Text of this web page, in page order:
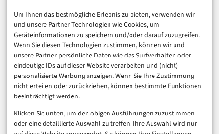
Um Ihnen das bestmögliche Erlebnis zu bieten, verwenden wir
und unsere Partner Technologien wie Cookies, um
Geräteinformationen zu speichern und/oder darauf zuzugreifen.
Wenn Sie diesen Technologien zustimmen, können wir und
unsere Partner persönliche Daten wie das Surfverhalten oder
eindeutige IDs auf dieser Website verarbeiten und (nicht)
personalisierte Werbung anzeigen. Wenn Sie Ihre Zustimmung
nicht erteilen oder zurückziehen, können bestimmte Funktionen
beeinträchtigt werden.
Klicken Sie unten, um den obigen Ausführungen zuzustimmen
oder eine detaillierte Auswahl zu treffen. Ihre Auswahl wird nur
Rechnen wir noch einmal nach – denn hier wird es für
Sie als Verbraucherin oder Verbraucher richtig
interessant.
Beispiel: Laptop-Kauf für 1.200 Euro
Option A: Klarna Ratenzahlung (6 Raten)
Monatliche Rate: 200 Euro